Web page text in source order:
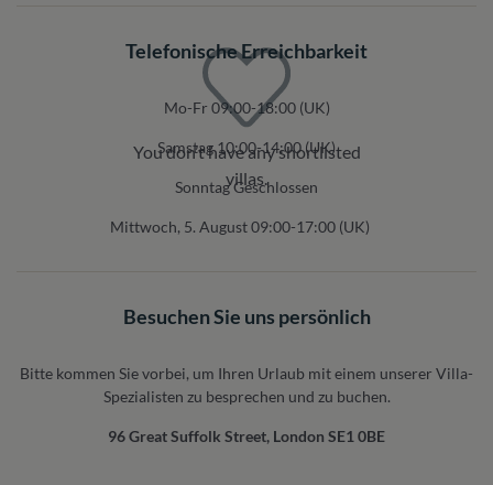
You don’t have any shortlisted
villas.
Telefonische Erreichbarkeit
Mo-Fr 09:00-18:00 (UK)
Samstag 10:00-14:00 (UK)
Sonntag Geschlossen
Mittwoch, 5. August 09:00-17:00 (UK)
Besuchen Sie uns persönlich
Bitte kommen Sie vorbei, um Ihren Urlaub mit einem unserer Villa-
Spezialisten zu besprechen und zu buchen.
96 Great Suffolk Street, London SE1 0BE